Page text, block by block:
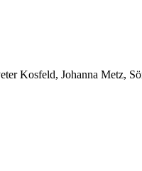
Kosfeld, Johanna Metz,